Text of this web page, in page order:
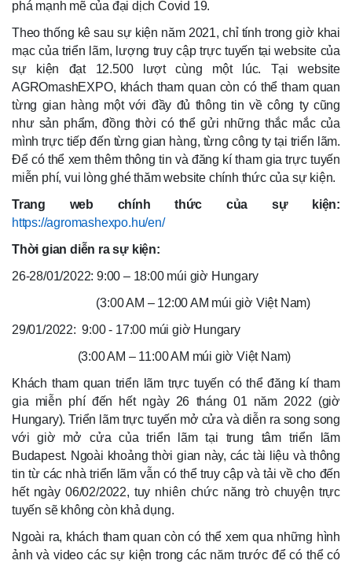
phá mạnh mẽ của đại dịch Covid 19.
Theo thống kê sau sự kiện năm 2021, chỉ tính trong giờ khai
mạc của triển lãm, lượng truy cập trực tuyến tại website của
sự kiện đạt 12.500 lượt cùng một lúc. Tại website
AGROmashEXPO, khách tham quan còn có thể tham quan
từng gian hàng một với đầy đủ thông tin về công ty cũng
như sản phẩm, đồng thời có thể gửi những thắc mắc của
mình trực tiếp đến từng gian hàng, từng công ty tại triển lãm.
Để có thể xem thêm thông tin và đăng kí tham gia trực tuyến
miễn phí, vui lòng ghé thăm website chính thức của sự kiện.
Trang web chính thức của sự kiện:
https://agromashexpo.hu/en/
Thời gian diễn ra sự kiện:
26-28/01/2022: 9:00 – 18:00 múi giờ Hungary
(3:00 AM – 12:00 AM múi giờ Việt Nam)
29/01/2022: 9:00 - 17:00 múi giờ Hungary
(3:00 AM – 11:00 AM múi giờ Việt Nam)
Khách tham quan triển lãm trực tuyến có thể đăng kí tham
gia miễn phí đến hết ngày 26 tháng 01 năm 2022 (giờ
Hungary). Triển lãm trực tuyến mở cửa và diễn ra song song
với giờ mở cửa của triển lãm tại trung tâm triển lãm
Budapest. Ngoài khoảng thời gian này, các tài liệu và thông
tin từ các nhà triển lãm vẫn có thể truy cập và tải về cho đến
hết ngày 06/02/2022, tuy nhiên chức năng trò chuyện trực
tuyến sẽ không còn khả dụng.
Ngoài ra, khách tham quan còn có thể xem qua những hình
ảnh và video các sự kiện trong các năm trước để có thể có